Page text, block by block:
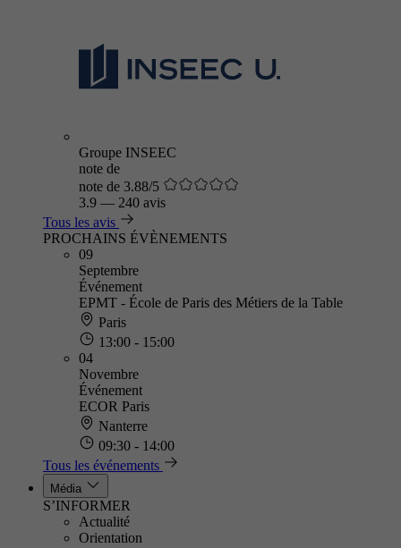
Groupe INSEEC
note de
note de 3.88/5
3.9 — 240 avis
Tous les avis
PROCHAINS ÉVÈNEMENTS
09
Septembre
Événement
EPMT - École de Paris des Métiers de la Table
Paris
13:00 - 15:00
04
Novembre
Événement
ECOR Paris
Nanterre
09:30 - 14:00
Tous les événements
Média
S’INFORMER
Actualité
Orientation